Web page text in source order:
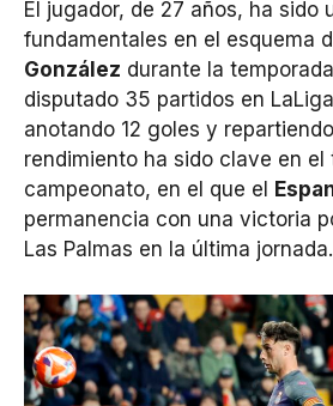
El jugador, de 27 años, ha sido
fundamentales en el esquema
González durante la
disputado 35 partidos en
anotando 12 goles y
rendimiento ha sido clave en el
campeonato, en el que el
permanencia con una victoria
Las Palmas en la última jornada.